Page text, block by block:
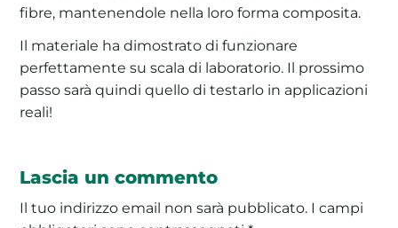
fibre, mantenendole nella loro forma composita.
Il materiale ha dimostrato di funzionare
perfettamente su scala di laboratorio. Il prossimo
passo sarà quindi quello di testarlo in applicazioni
reali!
Lascia un commento
Il tuo indirizzo email non sarà pubblicato. I campi